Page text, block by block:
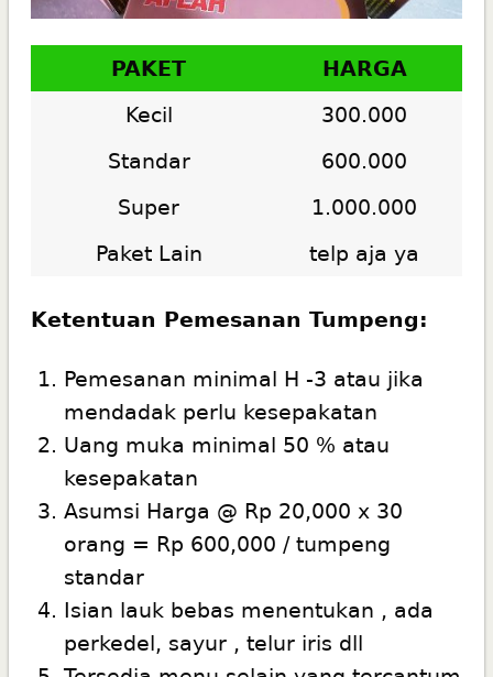
PAKET
HARGA
Kecil
300.000
Standar
600.000
Super
1.000.000
Paket Lain
telp aja ya
Ketentuan Pemesanan Tumpeng:
Pemesanan minimal H -3 atau jika
mendadak perlu kesepakatan
Uang muka minimal 50 % atau
kesepakatan
Asumsi Harga @ Rp 20,000 x 30
orang = Rp 600,000 / tumpeng
standar
Isian lauk bebas menentukan , ada
perkedel, sayur , telur iris dll